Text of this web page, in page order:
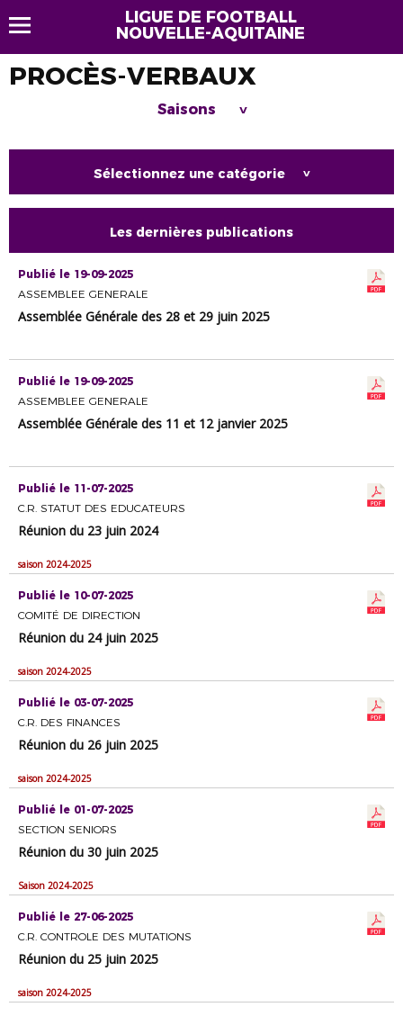
LIGUE DE FOOTBALL
NOUVELLE-AQUITAINE
PROCÈS-VERBAUX
Saisons >
Sélectionnez une catégorie >
Les dernières publications
Publié le 19-09-2025
ASSEMBLEE GENERALE
Assemblée Générale des 28 et 29 juin 2025
Publié le 19-09-2025
ASSEMBLEE GENERALE
Assemblée Générale des 11 et 12 janvier 2025
Publié le 11-07-2025
C.R. STATUT DES EDUCATEURS
Réunion du 23 juin 2024
saison 2024-2025
Publié le 10-07-2025
COMITÉ DE DIRECTION
Réunion du 24 juin 2025
saison 2024-2025
Publié le 03-07-2025
C.R. DES FINANCES
Réunion du 26 juin 2025
saison 2024-2025
Publié le 01-07-2025
SECTION SENIORS
Réunion du 30 juin 2025
Saison 2024-2025
Publié le 27-06-2025
C.R. CONTROLE DES MUTATIONS
Réunion du 25 juin 2025
saison 2024-2025